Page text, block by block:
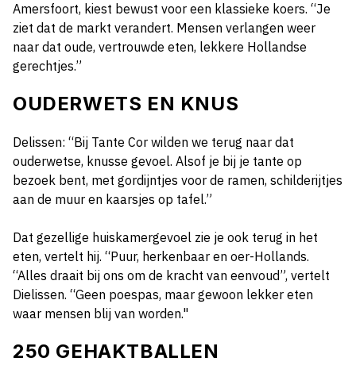
Amersfoort, kiest bewust voor een klassieke koers. “Je
ziet dat de markt verandert. Mensen verlangen weer
naar dat oude, vertrouwde eten, lekkere Hollandse
gerechtjes.”
OUDERWETS EN KNUS
Delissen: “Bij Tante Cor wilden we terug naar dat
ouderwetse, knusse gevoel. Alsof je bij je tante op
bezoek bent, met gordijntjes voor de ramen, schilderijtjes
aan de muur en kaarsjes op tafel.”
Dat gezellige huiskamergevoel zie je ook terug in het
eten, vertelt hij. “Puur, herkenbaar en oer-Hollands.
“Alles draait bij ons om de kracht van eenvoud”, vertelt
Dielissen. “Geen poespas, maar gewoon lekker eten
waar mensen blij van worden."
250 GEHAKTBALLEN